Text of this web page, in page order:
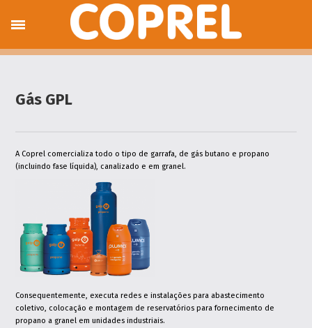
Gás GPL
A Coprel comercializa todo o tipo de garrafa, de gás butano e propano
(incluindo fase líquida), canalizado e em granel.
Consequentemente, executa redes e instalações para abastecimento
coletivo, colocação e montagem de reservatórios para fornecimento de
propano a granel em unidades industriais.
Sobre nós
Produtos e Serviços
Gás GPL
Electrodomésticos,
Termodomésticos e Decoração
Máquinas e Ferramentas
Encomendas
Hotspot Day & Night
Serviços Online
Envio de Contagens
Pedido de Assistência
Pedido Orçamento Solar Térmico
Pedido Orçamento Aspiração Central
Pedido Orçamento Ar Condicionado
Pedido Orçamento Aquecimento